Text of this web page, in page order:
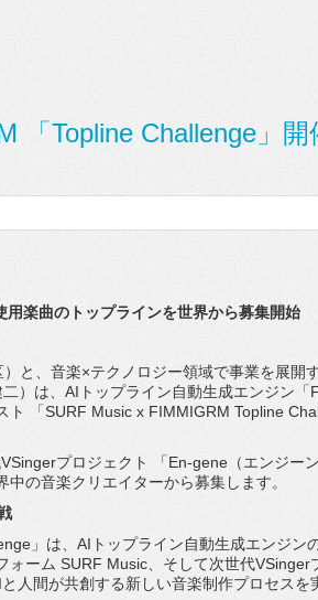
「Topline Challenge」開
用楽曲のトップラインを世界から募集開始
と、音楽×テクノロジー領域で事業を展開
）は、 AIトップライン自動生成エンジン「
ト 「SURF Music x FIMMIGRM Topline
プロジェクト 「En-gene（エンジー
中の音楽クリエイターから募集します。
」は、AIトップライン自動生成エンジン
ォーム SURF Music、そして次世代VSinger
人間が共創する新しい音楽制作プロセスを